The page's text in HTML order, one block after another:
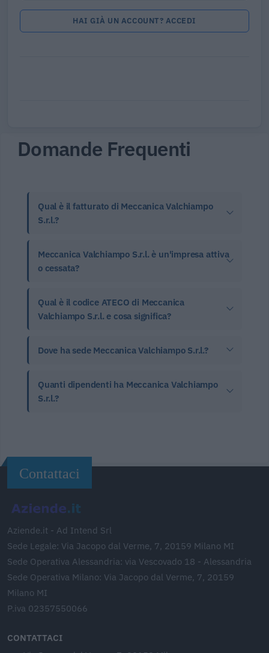
HAI GIÀ UN ACCOUNT? ACCEDI
Domande Frequenti
Qual è il fatturato di Meccanica Valchiampo
S.r.l.?
Meccanica Valchiampo S.r.l. è un'impresa attiva
o cessata?
Qual è il codice ATECO di Meccanica
Valchiampo S.r.l. e cosa significa?
Dove ha sede Meccanica Valchiampo S.r.l.?
Quanti dipendenti ha Meccanica Valchiampo
S.r.l.?
Contattaci
Aziende.it - Ad Intend Srl
Sede Legale: Via Jacopo dal Verme, 7, 20159 Milano MI
Sede Operativa Alessandria: via Vescovado 18 - Alessandria
Sede Operativa Milano: Via Jacopo dal Verme, 7, 20159
Milano MI
P.iva 02357550066
CONTATTACI